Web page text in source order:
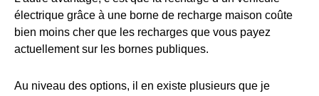
électrique grâce à une borne de recharge maison coûte
bien moins cher que les recharges que vous payez
actuellement sur les bornes publiques.
Au niveau des options, il en existe plusieurs que je